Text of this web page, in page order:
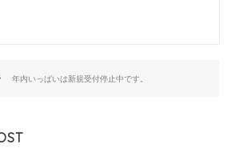
年内いっぱいは新規受付停止中です。